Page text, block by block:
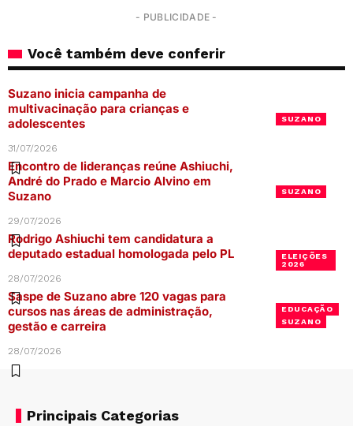
- PUBLICIDADE -
Você também deve conferir
SUZANO
Suzano inicia campanha de
multivacinação para crianças e
adolescentes
31/07/2026
SUZANO
Encontro de lideranças reúne Ashiuchi,
André do Prado e Marcio Alvino em
Suzano
29/07/2026
ELEIÇÕES
2026
Rodrigo Ashiuchi tem candidatura a
deputado estadual homologada pelo PL
28/07/2026
EDUCAÇÃO
SUZANO
Saspe de Suzano abre 120 vagas para
cursos nas áreas de administração,
gestão e carreira
28/07/2026
Principais Categorias